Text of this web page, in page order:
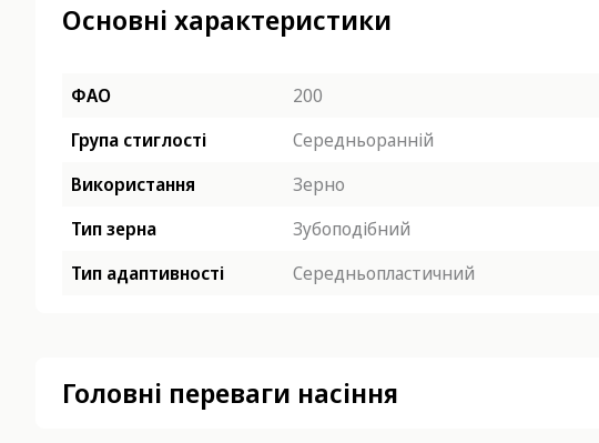
Основні характеристики
ФАО
200
Група стиглості
Середньоранній
Використання
Зерно
Тип зерна
Зубоподібний
Тип адаптивності
Середньопластичний
Головні переваги насіння